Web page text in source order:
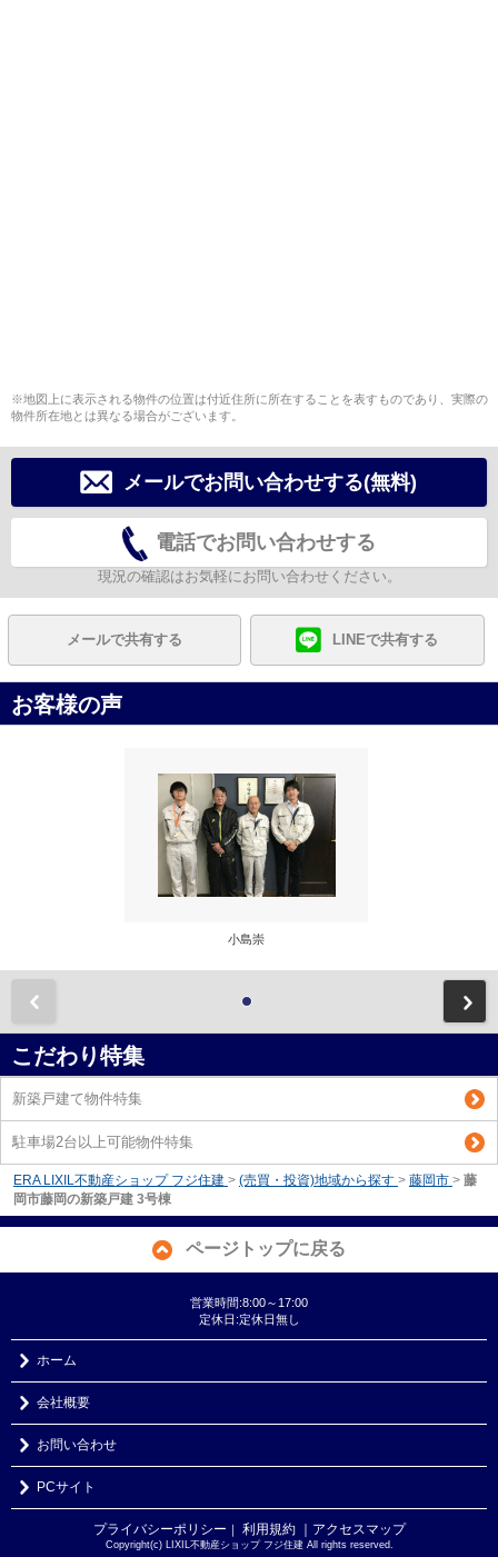
※地図上に表示される物件の位置は付近住所に所在することを表すものであり、実際の
物件所在地とは異なる場合がございます。
メールでお問い合わせする(無料)
電話でお問い合わせする
現況の確認はお気軽にお問い合わせください。
メールで共有する LINEで共有する
お客様の声
小島崇
こだわり特集
新築戸建て物件特集
駐車場2台以上可能物件特集
ERA LIXIL不動産ショップ フジ住建 > (売買・投資)地域から探す > 藤岡市 > 藤
岡市藤岡の新築戸建 3号棟
ページトップに戻る
営業時間:8:00～17:00
定休日:定休日無し
ホーム
会社概要
お問い合わせ
PCサイト
プライバシーポリシー ｜ 利用規約 ｜アクセスマップ
Copyright(c) LIXIL不動産ショップ フジ住建 All rights reserved.